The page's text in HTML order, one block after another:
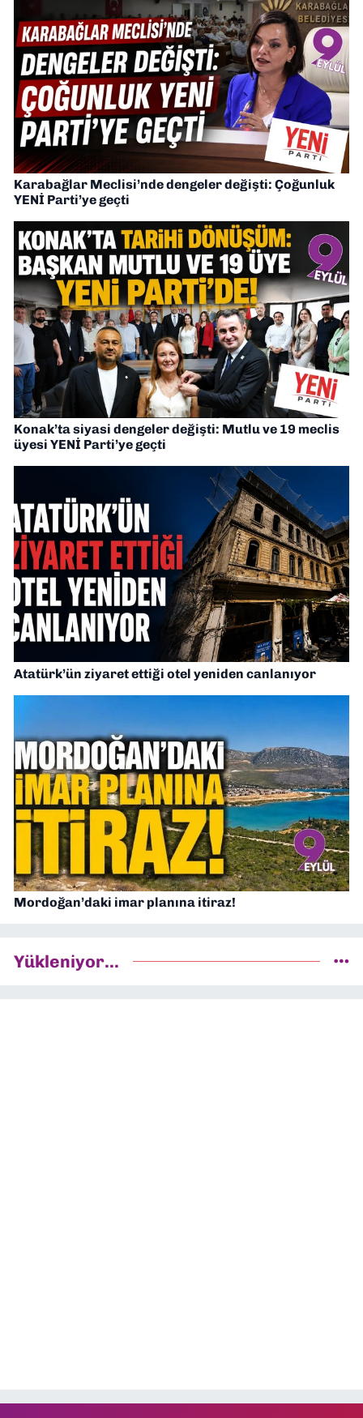
Karabağlar Meclisi’nde dengeler değişti: Çoğunluk
YENİ Parti’ye geçti
Konak’ta siyasi dengeler değişti: Mutlu ve 19 meclis
üyesi YENİ Parti’ye geçti
Atatürk’ün ziyaret ettiği otel yeniden canlanıyor
Mordoğan’daki imar planına itiraz!
Yükleniyor...